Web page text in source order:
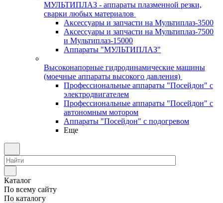
МУЛЬТИПЛАЗ - аппараты плазменной резки,
сварки любых материалов
Аксессуары и запчасти на Мультиплаз-3500
Аксессуары и запчасти на Мультиплаз-7500
и Мультиплаз-15000
Аппараты "МУЛЬТИПЛАЗ"
Высоконапорные гидродинамические машины
(моечные аппараты высокого давления)
Профессиональные аппараты "Посейдон" с
электродвигателем
Профессиональные аппараты "Посейдон" с
автономным мотором
Аппараты "Посейдон" с подогревом
Еще
Каталог
По всему сайту
По каталогу